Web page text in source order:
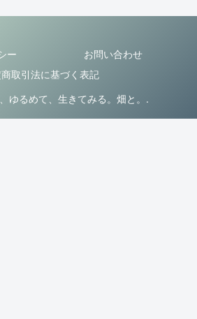
ー
お問い合わせ
取引法に基づく表記
ゆるめて、生きてみる。畑と。.